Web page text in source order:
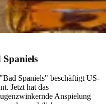
Spaniels" beschäftigt US-
Jetzt hat das
Anspielung